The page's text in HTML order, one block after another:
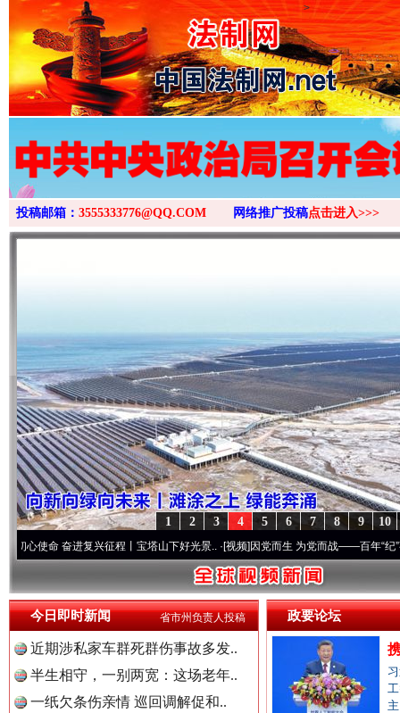
>
投稿邮箱： 3555333776@QQ.COM 网络推广投稿点击进入>>>
10
9
8
7
6
5
4
3
2
1
进复兴征程丨宝塔山下好光景..·[视频]因党而生 为党而战——百年“纪”事⑧加强纪律
今日即时新闻
近期涉私家车群死群伤事故多发..
半生相守，一别两宽：这场老年..
一纸欠条伤亲情 巡回调解促和..
省市州负责人投稿 政要论坛